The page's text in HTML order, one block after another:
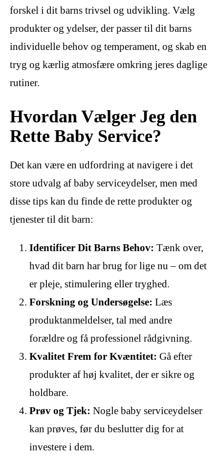
forskel i dit barns trivsel og udvikling. Vælg
produkter og ydelser, der passer til dit barns
individuelle behov og temperament, og skab en
tryg og kærlig atmosfære omkring jeres daglige
rutiner.
Hvordan Vælger Jeg den
Rette Baby Service?
Det kan være en udfordring at navigere i det
store udvalg af baby serviceydelser, men med
disse tips kan du finde de rette produkter og
tjenester til dit barn:
Identificer Dit Barns Behov: Tænk over,
hvad dit barn har brug for lige nu – om det
er pleje, stimulering eller tryghed.
Forskning og Undersøgelse: Læs
produktanmeldelser, tal med andre
forældre og få professionel rådgivning.
Kvalitet Frem for Kvæntitet: Gå efter
produkter af høj kvalitet, der er sikre og
holdbare.
Prøv og Tjek: Nogle baby serviceydelser
kan prøves, før du beslutter dig for at
investere i dem.